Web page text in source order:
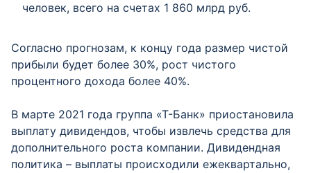
человек, всего на счетах 1 860 млрд руб.
Согласно прогнозам, к концу года размер чистой
прибыли будет более 30%, рост чистого
процентного дохода более 40%.
В марте 2021 года группа «Т-Банк» приостановила
выплату дивидендов, чтобы извлечь средства для
дополнительного роста компании. Дивидендная
политика – выплаты происходили ежеквартально,